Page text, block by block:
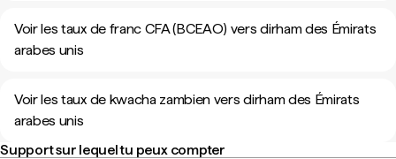
Voir les taux de franc CFA (BCEAO) vers dirham des Émirats
arabes unis
Voir les taux de kwacha zambien vers dirham des Émirats
arabes unis
Support sur lequel tu peux compter